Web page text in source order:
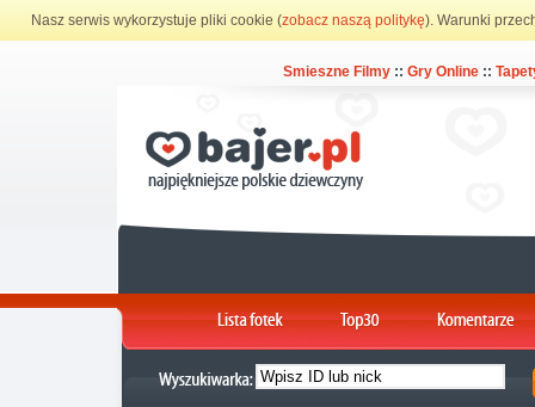
Nasz serwis wykorzystuje pliki cookie (zobacz naszą politykę). Warunki
Smieszne Filmy ::Gry Online ::